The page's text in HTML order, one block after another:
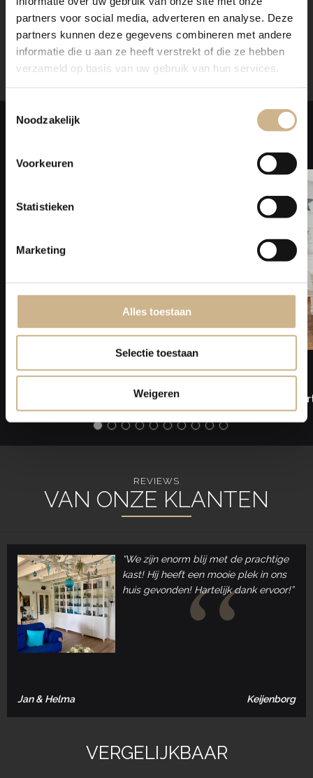
partners voor social media, adverteren en analyse. Deze
partners kunnen deze gegevens combineren met andere
informatie die u aan ze heeft verstrekt of die ze hebben
verzameld op basis van uw gebruik van hun services.
Noodzakelijk
Voorkeuren
Statistieken
Marketing
Alles toestaan
Selectie toestaan
Weigeren
contact met ons op. Wij maken graag vrijblijvend een
offerte voor het meubel van je voorkeur!
Laat je INSPIREREN
2021-06 In The Picture 2021-4
Bekijk
REVIEWS
VAN ONZE KLANTEN
“We zijn enorm blij met de prachtige
kast! Hij heeft een mooie plek in ons
huis gevonden! Hartelijk dank ervoor!”
Jan & Helma Keijenborg
VERGELIJKBAAR